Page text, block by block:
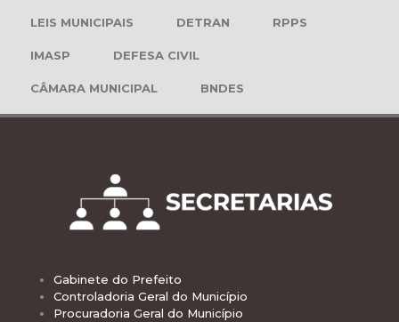
LEIS MUNICIPAIS DETRAN RPPS
IMASP DEFESA CIVIL
CÂMARA MUNICIPAL BNDES
Gabinete do Prefeito
Controladoria Geral do Município
Procuradoria Geral do Município